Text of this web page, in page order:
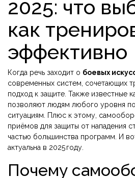
2025: что
как
эффективно
Когда речь заходит о боевых
современных систем, сочетающих
подход к защите . Также известные
позволяют людям любого уровня
ситуациям. Плюс к этому,
приёмов для защиты от нападения
частью большинства программ. И
актуальна в 2025 году.
Почему